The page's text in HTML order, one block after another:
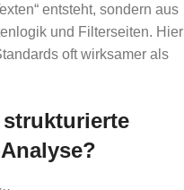
entsteht, sondern aus
und Filterseiten. Hier
oft wirksamer als